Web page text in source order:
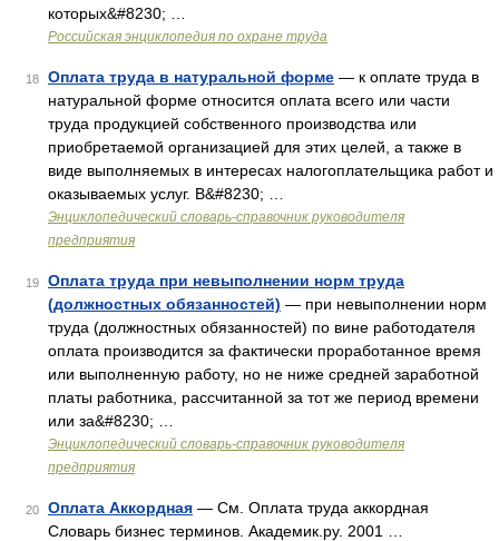
которых&#8230; …
Российская энциклопедия по охране труда
18 Оплата труда в натуральной форме — к оплате труда в
натуральной форме относится оплата всего или части
труда продукцией собственного производства или
приобретаемой организацией для этих целей, а также в
виде выполняемых в интересах налогоплательщика работ и
оказываемых услуг. В&#8230; …
Энциклопедический словарь-справочник руководителя
предприятия
19
Оплата труда при невыполнении норм труда
(должностных обязанностей) — при невыполнении норм
труда (должностных обязанностей) по вине работодателя
оплата производится за фактически проработанное время
или выполненную работу, но не ниже средней заработной
платы работника, рассчитанной за тот же период времени
или за&#8230; …
Энциклопедический словарь-справочник руководителя
предприятия
20 Оплата Аккордная — См. Оплата труда аккордная
Словарь бизнес терминов. Академик.ру. 2001 …